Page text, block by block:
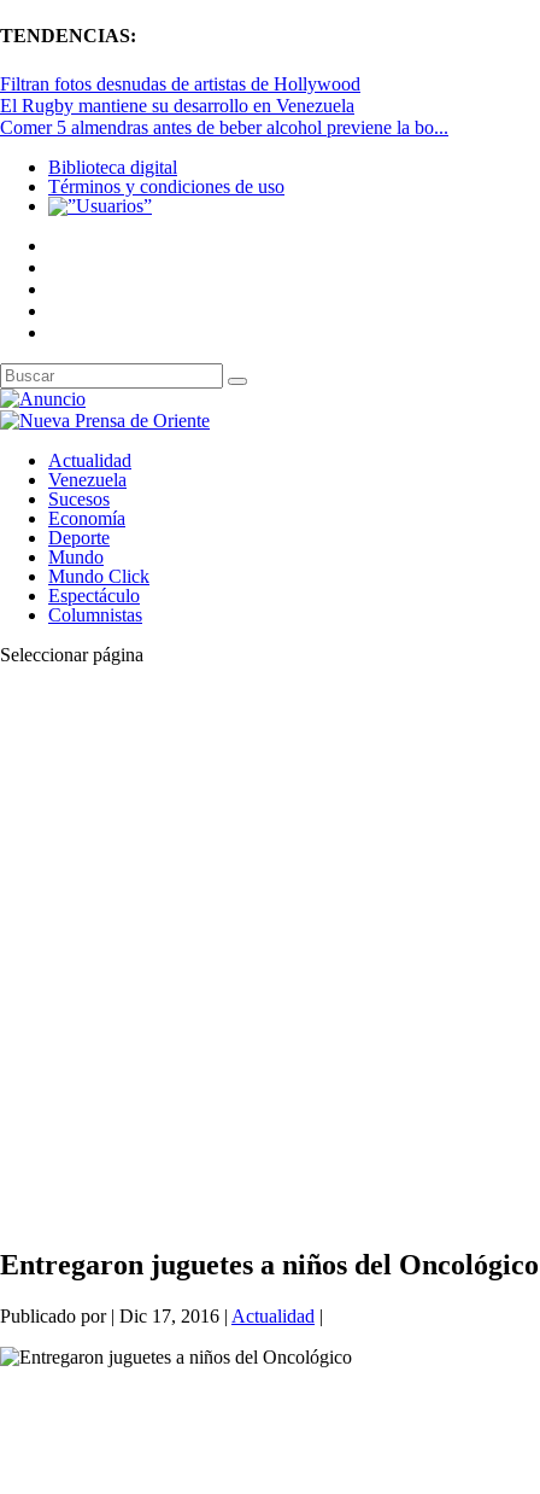
TENDENCIAS:
Filtran fotos desnudas de artistas de Hollywood
El Rugby mantiene su desarrollo en Venezuela
Comer 5 almendras antes de beber alcohol previene la bo...
Biblioteca digital
Términos y condiciones de uso
Actualidad
Venezuela
Sucesos
Economía
Deporte
Mundo
Mundo Click
Espectáculo
Columnistas
Seleccionar página
Entregaron juguetes a niños del Oncológico
Publicado por | Dic 17, 2016 | Actualidad |